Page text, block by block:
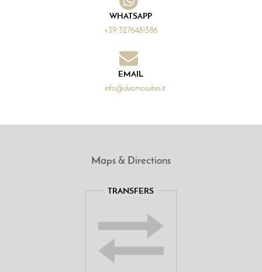
WHATSAPP
+39 3276481386
EMAIL
info@duomosuites.it
Maps & Directions
TRANSFERS